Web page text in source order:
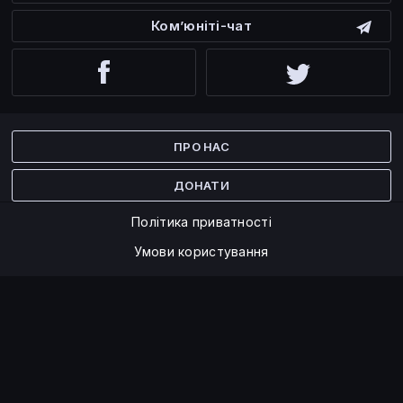
Ком’юніті-чат
ПРО НАС
ДОНАТИ
Політика приватності
Умови користування